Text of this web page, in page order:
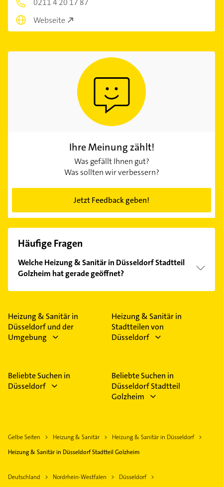
Webseite
Ihre Meinung zählt!
Was gefällt Ihnen gut?
Was sollten wir verbessern?
Jetzt Feedback geben!
Häufige Fragen
Welche Heizung & Sanitär in Düsseldorf Stadtteil
Golzheim hat gerade geöffnet?
Im Anbieter-Bereich finden Sie alleÖffnungszeiten.
Feiertagen abweichen können.
Heizung & Sanitär in
Düsseldorf und der
Umgebung
Heizung & Sanitär in
Stadtteilen von
Düsseldorf
Beliebte Suchen in
Düsseldorf
Beliebte Suchen in
Düsseldorf Stadtteil
Golzheim
Gelbe Seiten Heizung & Sanitär
Heizung & Sanitär in Düsseldorf
Heizung & Sanitär in Düsseldorf Stadtteil Golzheim
Deutschland Nordrhein-Westfalen
Düsseldorf